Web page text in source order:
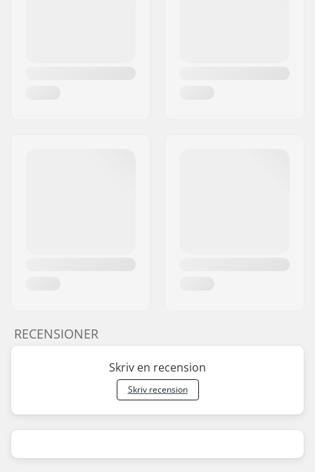
RECENSIONER
Skriv en recension
Skriv recension